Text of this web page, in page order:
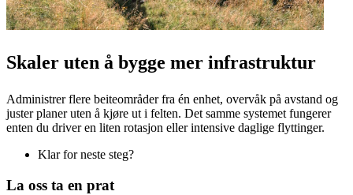
Skaler uten å bygge mer infrastruktur
Administrer flere beiteområder fra én enhet, overvåk på avstand og
juster planer uten å kjøre ut i felten. Det samme systemet fungerer
enten du driver en liten rotasjon eller intensive daglige flyttinger.
Klar for neste steg?
La oss ta en prat